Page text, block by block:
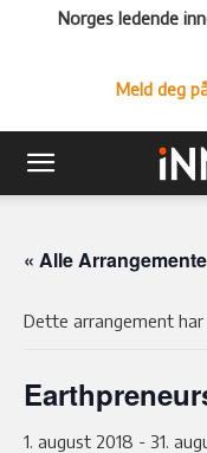
Norges ledende
Meld deg
« Alle
Dette arrangement
1. august 2018 - 31.